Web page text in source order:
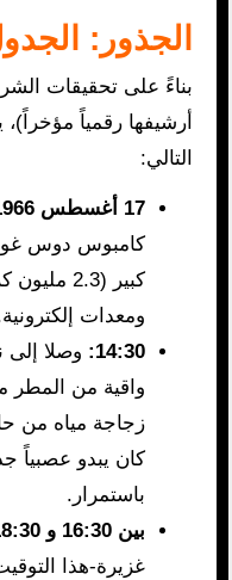
الجذور:
بناءً على تحقيقات
أرشيفها رقمياً
التالي:
17 أغسطس 1966:
كامبوس دوس
كبير (2.3
ومعدات
14:30:
وصلا إلى
واقية من المطر
زجاجة مياه من
كان يبدو عصبياً
باستمرار.
بين 16:30 و 18:30:
غزيرة-هذا